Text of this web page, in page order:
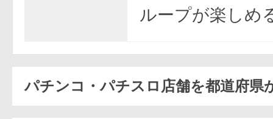
ループが楽しめ
パチンコ・パチスロ店舗を都道府県